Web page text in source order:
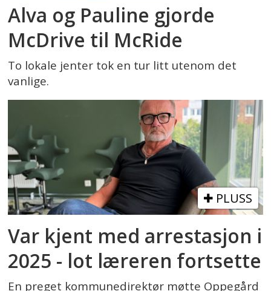
Alva og Pauline gjorde
McDrive til McRide
To lokale jenter tok en tur litt utenom det
vanlige.
PLUSS
Var kjent med arrestasjon i
2025 - lot læreren fortsette
En preget kommunedirektør møtte Oppegård